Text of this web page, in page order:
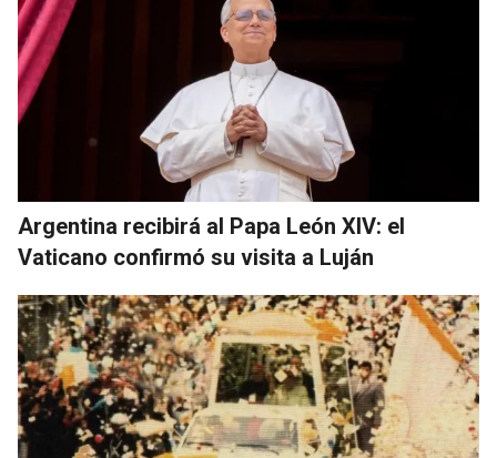
Argentina recibirá al Papa León XIV: el
Vaticano confirmó su visita a Luján